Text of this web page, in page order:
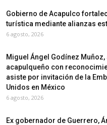
Gobierno de Acapulco
turística mediante alianzas
6 agosto, 2026
Miguel Ángel Godínez
acapulqueño con
asiste por invitación de la
Unidos en México
6 agosto, 2026
Ex gobernador de Guerrero,